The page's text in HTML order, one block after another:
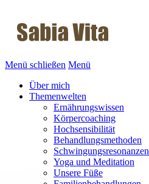
Menü schließen Menü
Über mich
Themenwelten
Ernährungswissen
Körpercoaching
Hochsensibilität
Behandlungsmethoden
Schwingungsresonanzen
Yoga und Meditation
Unsere Füße